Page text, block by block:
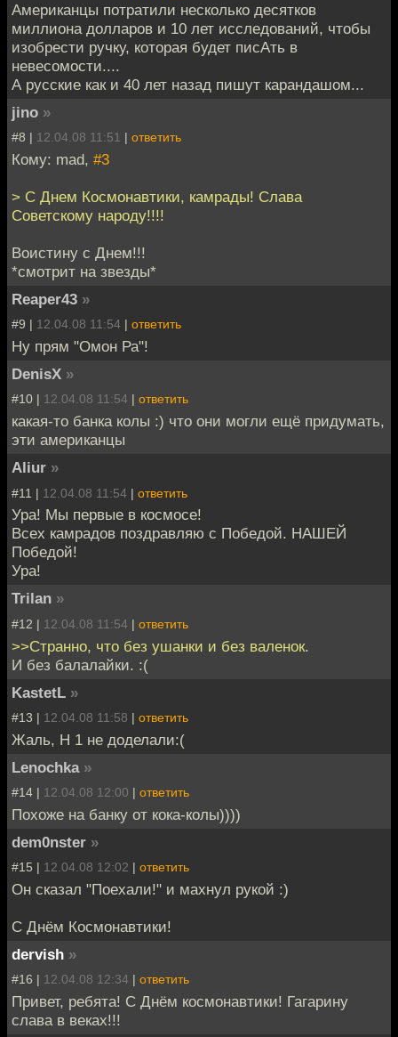
Американцы потратили несколько десятков
миллиона долларов и 10 лет исследований, чтобы
изобрести ручку, которая будет писАть в
невесомости....
А русские как и 40 лет назад пишут карандашом...
jino »
#8 | 12.04.08 11:51 | ответить
Кому: mad, #3
> С Днем Космонавтики, камрады! Слава
Советскому народу!!!!
Воистину с Днем!!!
*смотрит на звезды*
Reaper43 »
#9 | 12.04.08 11:54 | ответить
Ну прям "Омон Ра"!
DenisX »
#10 | 12.04.08 11:54 | ответить
какая-то банка колы :) что они могли ещё придумать,
эти американцы
Aliur »
#11 | 12.04.08 11:54 | ответить
Ура! Мы первые в космосе!
Всех камрадов поздравляю с Победой. НАШЕЙ
Победой!
Ура!
Trilan »
#12 | 12.04.08 11:54 | ответить
>>Странно, что без ушанки и без валенок.
И без балалайки. :(
KastetL »
#13 | 12.04.08 11:58 | ответить
Жаль, Н 1 не доделали:(
Lenochka »
#14 | 12.04.08 12:00 | ответить
Похоже на банку от кока-колы))))
dem0nster »
#15 | 12.04.08 12:02 | ответить
Он сказал "Поехали!" и махнул рукой :)
С Днём Космонавтики!
dervish »
#16 | 12.04.08 12:34 | ответить
Привет, ребята! С Днём космонавтики! Гагарину
слава в веках!!!